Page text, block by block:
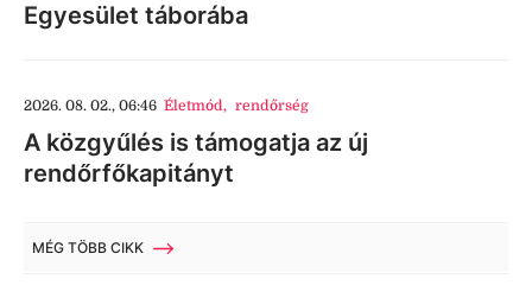
Egyesület táborába
2026. 08. 02., 06:46 Életmód, rendőrség
A közgyűlés is támogatja az új
rendőrfőkapitányt
MÉG TÖBB CIKK